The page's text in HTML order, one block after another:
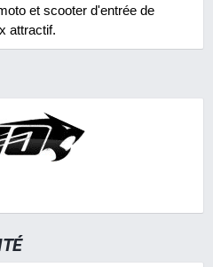
et scooter d'entrée de
attractif.